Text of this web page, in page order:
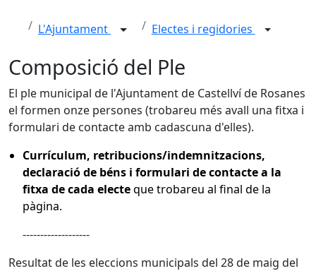
L'Ajuntament Electes i regidories
Composició del Ple
El ple municipal de l'Ajuntament de Castellví de Rosanes
el formen onze persones (trobareu més avall una fitxa i
formulari de contacte amb cadascuna d'elles).
Currículum, retribucions/indemnitzacions,
declaració de béns i formulari de contacte a la
fitxa de cada electeque trobareu al final de la
pàgina.
-------------------
Resultat de les eleccions municipals del 28 de maig del